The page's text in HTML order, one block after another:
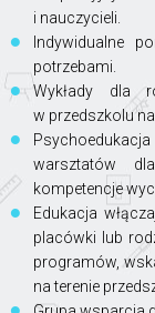
i nauczycieli.
Indywidualne
potrzebami.
Wykłady dla
w przedszkolu
warsztatów
kompetencje
Edukacja
placówki lub
programów,
na terenie